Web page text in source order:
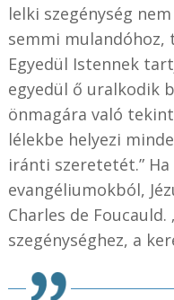
lelki szegénység
semmi mulandóhoz,
Egyedül Istennek
egyedül ő uralkodik
önmagára való
lélekbe helyezi
iránti szeretetét.”
evangéliumokból,
Charles de Foucauld.
szegénységhez, a